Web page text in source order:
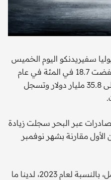
سفيريدنكو اليوم الخميس
إن قيمة الصادرات الأوكرانية انخفضت 18.7 في المئة في عام
2023 مقارنة بعام 2022 لتصل إلى 35.8 مليار دولار وتسجل
عبر البحر سجلت زيادة
الأول مقارنة بشهر نوفمبر
وأضافت سفيريدنكو "في المجمل، بالنسبة لعام 2023، لدينا ما